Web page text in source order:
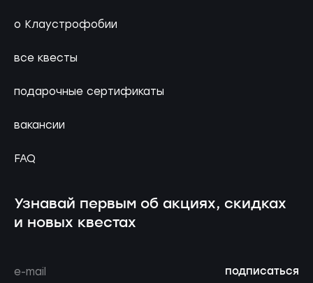
о Клаустрофобии
все квесты
подарочные сертификаты
вакансии
FAQ
Узнавай первым об акциях, скидках
и новых квестах
подписаться